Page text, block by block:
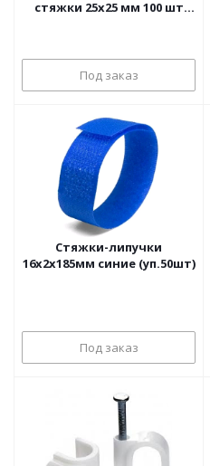
стяжки 25х25 мм 100 шт
Под заказ
Стяжки-липучки
16х2х185мм синие (уп.50шт)
Под заказ